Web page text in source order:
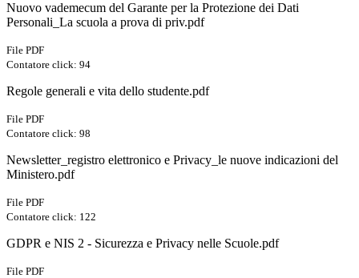
Nuovo vademecum del Garante per la Protezione dei Dati
Personali_La scuola a prova di priv.pdf
File PDF
Contatore click: 94
Regole generali e vita dello studente.pdf
File PDF
Contatore click: 98
Newsletter_registro elettronico e Privacy_le nuove indicazioni del
Ministero.pdf
File PDF
Contatore click: 122
GDPR e NIS 2 - Sicurezza e Privacy nelle Scuole.pdf
File PDF